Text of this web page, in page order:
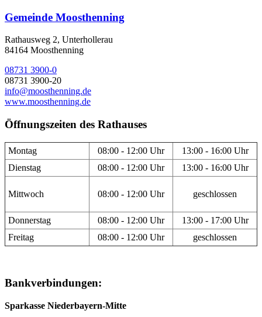
Gemeinde Moosthenning
Rathausweg 2, Unterhollerau
84164 Moosthenning
08731 3900-0
08731 3900-20
info@moosthenning.de
www.moosthenning.de
Öffnungszeiten des Rathauses
Montag 08:00 - 12:00 Uhr
13:00 - 16:00 Uhr
Dienstag
08:00 - 12:00 Uhr 13:00 - 16:00 Uhr
Mittwoch 08:00 - 12:00 Uhr geschlossen
Donnerstag 08:00 - 12:00 Uhr
13:00 - 17:00 Uhr
Freitag
08:00 - 12:00 Uhr geschlossen
Bankverbindungen:
Sparkasse Niederbayern-Mitte